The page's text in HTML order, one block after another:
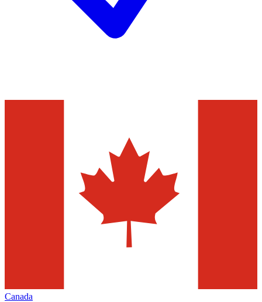
Canada